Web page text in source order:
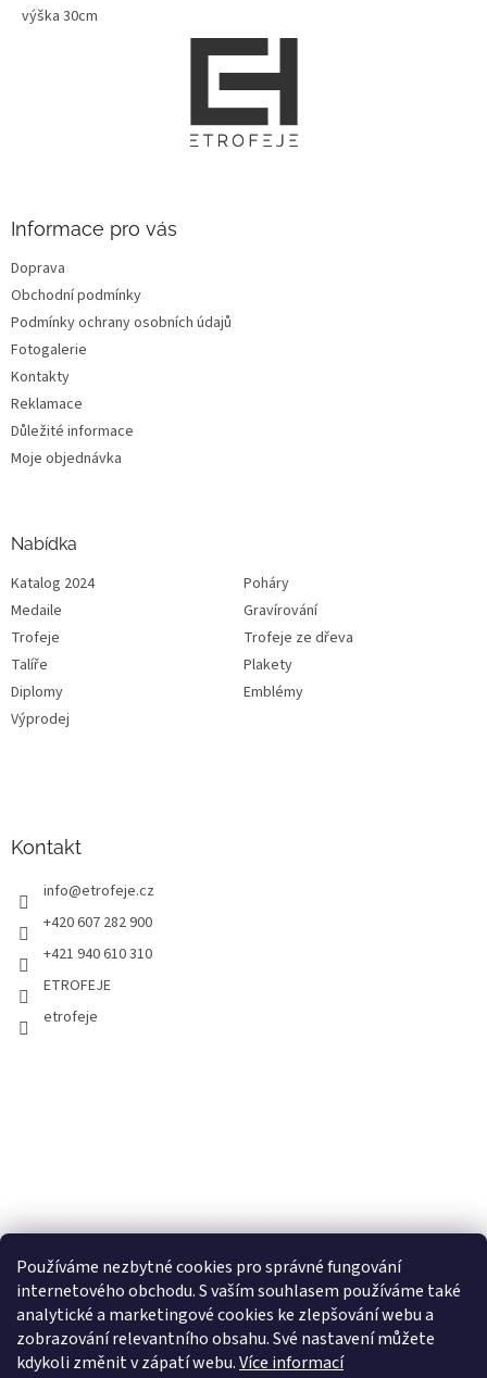
Používáme nezbytné cookies pro správné fungování
internetového obchodu. S vaším souhlasem používáme také
analytické a marketingové cookies ke zlepšování webu a
zobrazování relevantního obsahu. Své nastavení můžete
kdykoli změnit v zápatí webu.Více informací
výška 30cm
Informace pro vás
Doprava
Obchodní podmínky
Podmínky ochrany osobních údajů
Fotogalerie
Kontakty
Reklamace
Důležité informace
Moje objednávka
Nabídka
Katalog 2024
Poháry
Medaile
Gravírování
Trofeje
Trofeje ze dřeva
Talíře
Plakety
Diplomy
Emblémy
Výprodej
Kontakt
info@etrofeje.cz
+420 607 282 900
+421 940 610 310
ETROFEJE
etrofeje